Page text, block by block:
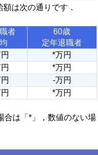
は次の通りです．
者
60歳
定年退職者
*万円
*万円
-万円
*万円
合は「*」，数値のない場